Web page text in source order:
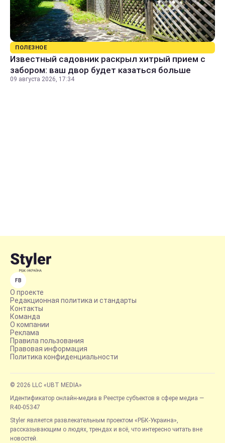
ПОЛЕЗНОЕ
Известный садовник раскрыл хитрый прием с
забором: ваш двор будет казаться больше
09 августа 2026, 17:34
FB
О проекте
Редакционная политика и стандарты
Контакты
Команда
О компании
Реклама
Правила пользования
Правовая информация
Политика конфиденциальности
© 2026 LLC «UBT MEDIA»
Идентификатор онлайн-медиа в Реестре субъектов в сфере медиа —
R40-05347
Styler является развлекательным проектом «РБК-Украина»,
рассказывающим о людях, трендах и всё, что интересно читать вне
новостей.